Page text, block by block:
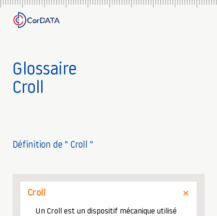
Glossaire
Croll
Définition de " Croll "
Croll
Un Croll est un dispositif mécanique utilisé